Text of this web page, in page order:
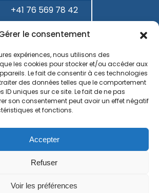
le consentement
expériences, nous utilisons des
les cookies pour stocker et/ou accéder aux
Le fait de consentir à ces technologies
des données telles que le comportement
ID uniques sur ce site. Le fait de ne pas
son consentement peut avoir un effet négatif
et fonctions.
Accepter
Refuser
Voir les préférences
+41 76 569 78 42
de confidentialité
Mentions Légales
Politique de cookies